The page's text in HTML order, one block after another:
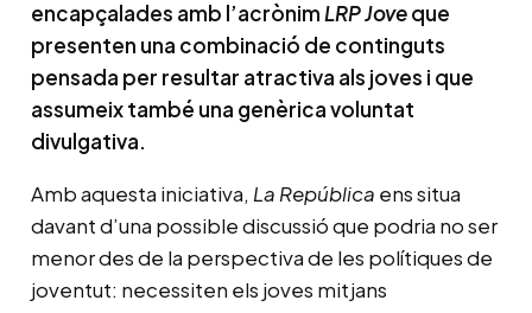
encapçalades amb l’acrònimLRP Joveque
presenten una combinació de continguts
pensada per resultar atractiva als joves i que
assumeix també una genèrica voluntat
divulgativa.
Amb aquesta iniciativa, La República ens situa
davant d’una possible discussió que podria no ser
menor des de la perspectiva de les polítiques de
joventut: necessiten els joves mitjans